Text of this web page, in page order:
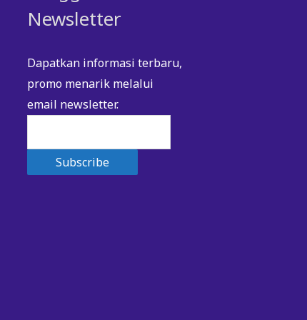
Newsletter
Dapatkan informasi terbaru,
promo menarik melalui
email newsletter.